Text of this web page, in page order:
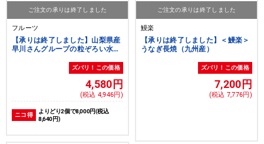
ご注文の承りは終了しました
フルーツ
【承りは終了しました】山梨県産
早川さんグループの粒ぞろい水蜜
ズバリ！この価格
4,580円
(税込 4,946円)
ニコ得
よりどり2個で8,000円(税込
8,640円)
ご注文の承りは終了しました
鰻楽
【承りは終了しました】＜鰻楽＞
うなぎ長焼（九州産）
ズバリ！この価格
7,200円
(税込 7,776円)